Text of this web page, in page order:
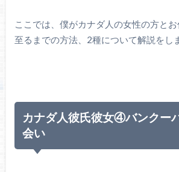
ここでは、僕がカナダ人の女性の方と
至るまでの方法、2種について解説をし
カナダ人彼氏彼女④バンクー
会い